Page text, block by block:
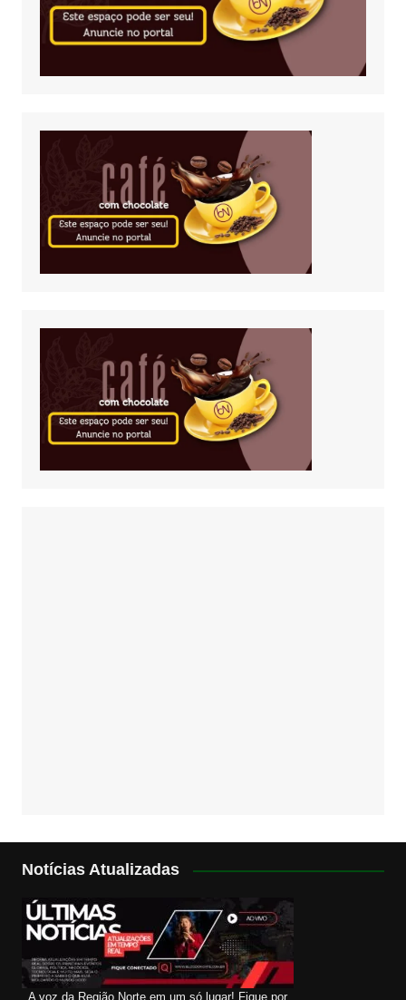
Notícias Atualizadas
A voz da Região Norte em um só lugar! Fique por